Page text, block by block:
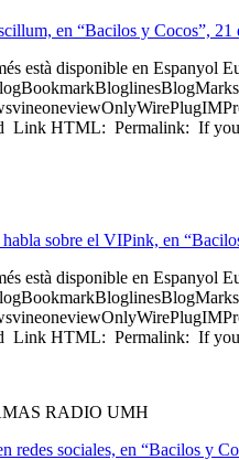
en “Bacilos y Cocos”, 21
està disponible en Espanyol
Link HTML: Permalink: If you
sobre el VIPink, en
està disponible en Espanyol
Link HTML: Permalink: If you
RADIO UMH
redes sociales, en “Bacilos y